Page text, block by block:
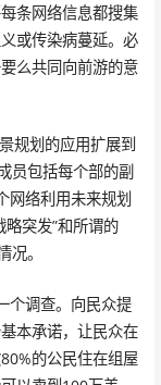
条网络信息都搜集
或传染病蔓延。必
么共同向前游的意
规划的应用扩展到
员包括每个部的副
网络利用未来规划
突发”和所谓的
。
个调查。向民众提
本承诺，让民众在
的公民住在组屋